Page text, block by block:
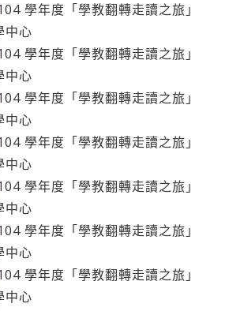
學年度「學教翻轉走讀之旅」
中心
學年度「學教翻轉走讀之旅」
中心
學年度「學教翻轉走讀之旅」
中心
學年度「學教翻轉走讀之旅」
中心
學年度「學教翻轉走讀之旅」
中心
學年度「學教翻轉走讀之旅」
中心
學年度「學教翻轉走讀之旅」
中心